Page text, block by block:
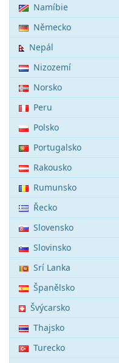
Namíbie
Německo
Nepál
Nizozemí
Norsko
Peru
Polsko
Portugalsko
Rakousko
Rumunsko
Řecko
Slovensko
Slovinsko
Srí Lanka
Španělsko
Švýcarsko
Thajsko
Turecko